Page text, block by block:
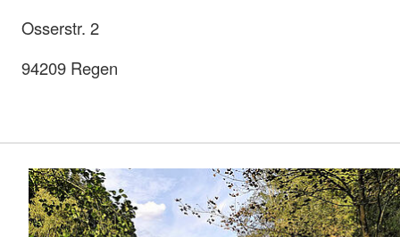
Osserstr. 2
94209 Regen